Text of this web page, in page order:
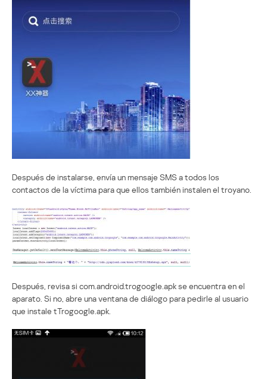
Después de instalarse, envía un mensaje SMS a todos los
contactos de la víctima para que ellos también instalen el troyano.
Después, revisa si com.android.trogoogle.apk se encuentra en el
aparato. Si no, abre una ventana de diálogo para pedirle al usuario
que instale tTrogoogle.apk.